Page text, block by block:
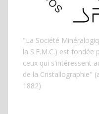
"La Société
la S.F.M.C.) est
ceux qui s'intéressent
de la Cristallographie"
1882)